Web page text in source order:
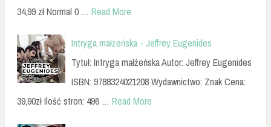
34,99 zł Normal 0 … Read More
Intryga małżeńska - Jeffrey Eugenides
Tytuł: Intryga małżeńska Autor: Jeffrey Eugenides
ISBN: 9788324021208 Wydawnictwo: Znak Cena:
39,90zł Ilość stron: 496 … Read More